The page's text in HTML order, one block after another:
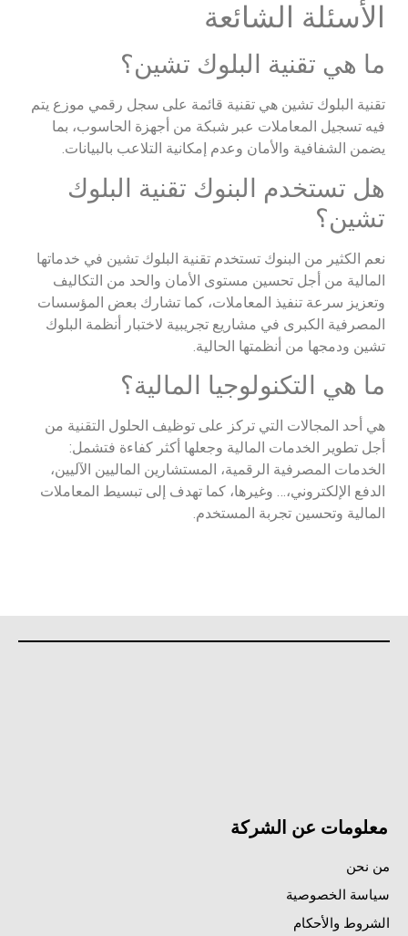
الأسئلة الشائعة
ما هي تقنية البلوك تشين؟
تقنية البلوك تشين هي تقنية قائمة على سجل رقمي موزع يتم
فيه تسجيل المعاملات عبر شبكة من أجهزة الحاسوب، بما
يضمن الشفافية والأمان وعدم إمكانية التلاعب بالبيانات.
هل تستخدم البنوك تقنية البلوك
تشين؟
نعم الكثير من البنوك تستخدم تقنية البلوك تشين في خدماتها
المالية من أجل تحسين مستوى الأمان والحد من التكاليف
وتعزيز سرعة تنفيذ المعاملات، كما تشارك بعض المؤسسات
المصرفية الكبرى في مشاريع تجريبية لاختبار أنظمة البلوك
تشين ودمجها من أنظمتها الحالية.
ما هي التكنولوجيا المالية؟
هي أحد المجالات التي تركز على توظيف الحلول التقنية من
أجل تطوير الخدمات المالية وجعلها أكثر كفاءة فتشمل:
الخدمات المصرفية الرقمية، المستشارين الماليين الآليين،
الدفع الإلكتروني،… وغيرها، كما تهدف إلى تبسيط المعاملات
المالية وتحسين تجربة المستخدم.
معلومات عن الشركة
من نحن
سياسة الخصوصية
الشروط والأحكام